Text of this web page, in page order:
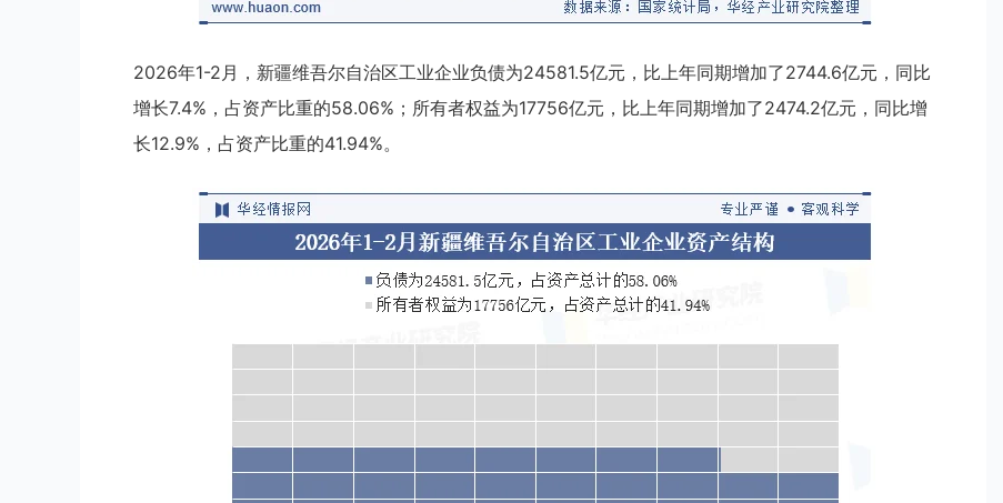
2026年1-2月，新疆维吾尔自治区工业企业负债为24581.5亿元，比上年同期增加了2744.6亿元，同比
增长7.4%，占资产比重的58.06%；所有者权益为17756亿元，比上年同期增加了2474.2亿元，同比增
长12.9%，占资产比重的41.94%。